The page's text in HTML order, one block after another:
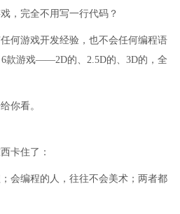
，完全不用写一行代码？
何游戏开发经验，也不会任何编程语
款游戏——2D的、2.5D的、3D的，全
你看。
卡住了：
会编程的人，往往不会美术；两者都